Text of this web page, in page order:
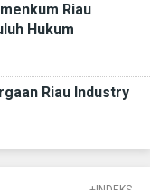
Riau
Hukum
Riau Industry